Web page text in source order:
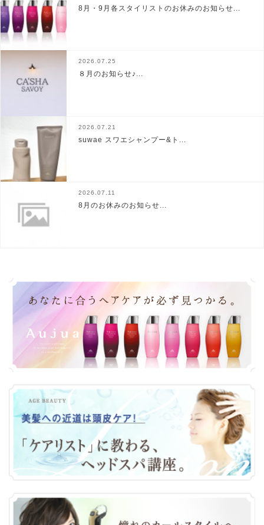
8月・9月各スタイリストのお休みのお知らせ...
2026.07.25
８月のお知らせ♪...
2026.07.21
suwae スワエシャンプー&ト...
2026.07.11
8月のお休みのお知らせ...